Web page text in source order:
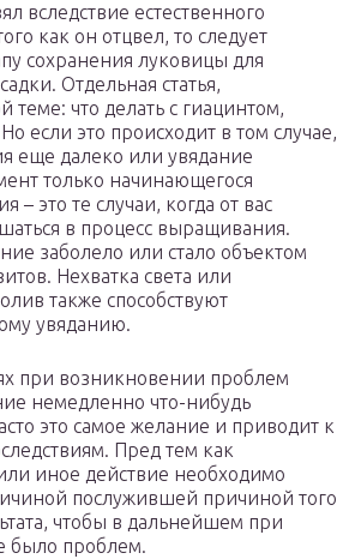
вследствие естественного
как он отцвел, то следует
сохранения луковицы для
Отдельная статья,
теме: что делать с гиацинтом,
если это происходит в том случае,
еще далеко или увядание
только начинающегося
– это те случаи, когда от вас
в процесс выращивания.
заболело или стало объектом
Нехватка света или
также способствуют
увяданию.
при возникновении проблем
немедленно что-нибудь
это самое желание и приводит к
Пред тем как
иное действие необходимо
послужившей причиной того
чтобы в дальнейшем при
было проблем.